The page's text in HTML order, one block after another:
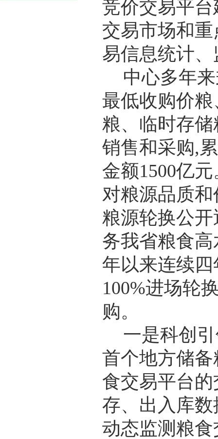
竞价交易平
交易市场和
易信息统计
中心多年
最低收购价
粮、临时存
销售和采购,
金额1500亿
对粮源品质
粮源轮换公
务我省粮食
年以来连续
100%进场轮
购。
一是科创
首个地方储
食交易平台
存、出入库
动态监测粮